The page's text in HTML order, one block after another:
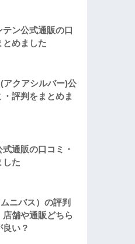
ン公式通販の口
とめました
アクアシルバー)公
評判をまとめま
通販の口コミ・
した
ニバス）の評判
店舗や通販どちら
い？